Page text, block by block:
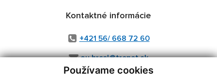
Používame cookies
Kontaktné informácie
+421 56/ 668 72 60
ou.hrcel@trenet.sk